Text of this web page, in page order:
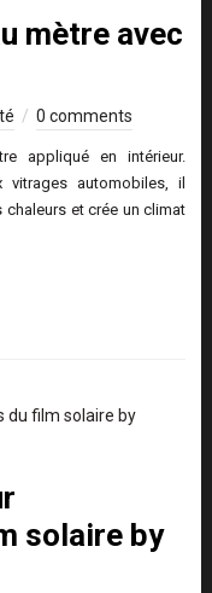
mètre avec
0 comments
appliqué en intérieur.
vitrages automobiles, il
et crée un climat
solaire by